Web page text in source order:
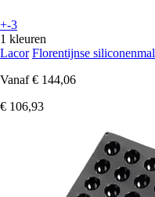
+-3
1 kleuren
Lacor Florentijnse siliconenmal
Vanaf € 144,06
€ 106,93